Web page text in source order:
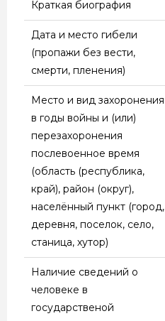
Краткая биография
Дата и место гибели
(пропажи без вести,
смерти, пленения)
Место и вид захоронения
в годы войны и (или)
перезахоронения
послевоенное время
(область (республика,
край), район (округ),
населённый пункт (город,
деревня, поселок, село,
станица, хутор)
Наличие сведений о
человеке в
государственой